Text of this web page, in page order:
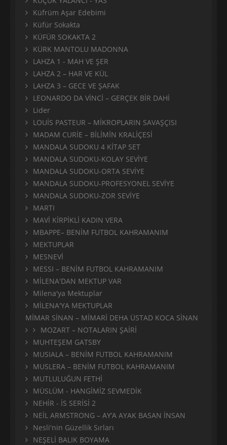
Küfrüm Aşar Edebimi
Küfür Sokakta
KÜFÜR SOKAKTA 2
KÜRK MANTOLU MADONNA
LAHZA 1 - MAH VE ŞER
LAHZA 2 – HAR VE KÜL
LAHZA 3 – GECE VE ŞAFAK
LEONARDO DA VİNCİ – GERÇEK BİR DAHİ
Lider
LOUİS PASTEUR – MİKROPLARIN SAVAŞÇISI
MADAM CURİE – BİLİMİN KRALİÇESİ
MANDALA SUDOKU 4 KİTAP SET
MANDALA SUDOKU-KOLAY SEVİYE
MANDALA SUDOKU-ORTA SEVİYE
MANDALA SUDOKU-PROFESYONEL SEVİYE
MANDALA SUDOKU-ZOR SEVİYE
MARTI
MAVİ KİRPİKLİ KADIN VERA
MBAPPE– BENİM FUTBOL KAHRAMANIM
MEKTUPLAR
MESNEVİ
MESSI – BENİM FUTBOL KAHRAMANIM
MİLENA'DAN MEKTUP VAR
Milena'ya Mektuplar
MİLENA'YA MEKTUPLAR
MİMAR SİNAN – MİMARİ DEHA ÜSTAD KOCA SİNAN
MOZART – NOTALARIN ŞAİRİ
MUHTEŞEM GATSBY
MUSIALA – BENİM FUTBOL KAHRAMANIM
MUSLERA – BENİM FUTBOL KAHRAMANIM
MUTLULUĞUN FETHİ
MÜSLÜM - HANGİMİZ SEVMEDİK
NEHİR - İS SERİSİ 2
NEİL ARMSTRONG – AY’A AYAK BASAN İNSAN
Nesli'nin Güzellik Sırları
NEŞELİ BALIK BOYAMA